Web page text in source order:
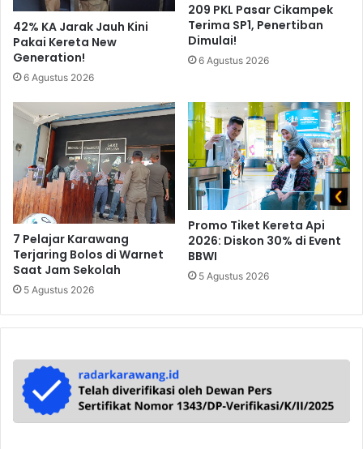
42% KA Jarak Jauh Kini
Pakai Kereta New
Generation!
6 Agustus 2026
209 PKL Pasar Cikampek
Terima SP1, Penertiban
Dimulai!
6 Agustus 2026
7 Pelajar Karawang
Terjaring Bolos di Warnet
Saat Jam Sekolah
5 Agustus 2026
Promo Tiket Kereta Api
2026: Diskon 30% di Event
BBWI
5 Agustus 2026